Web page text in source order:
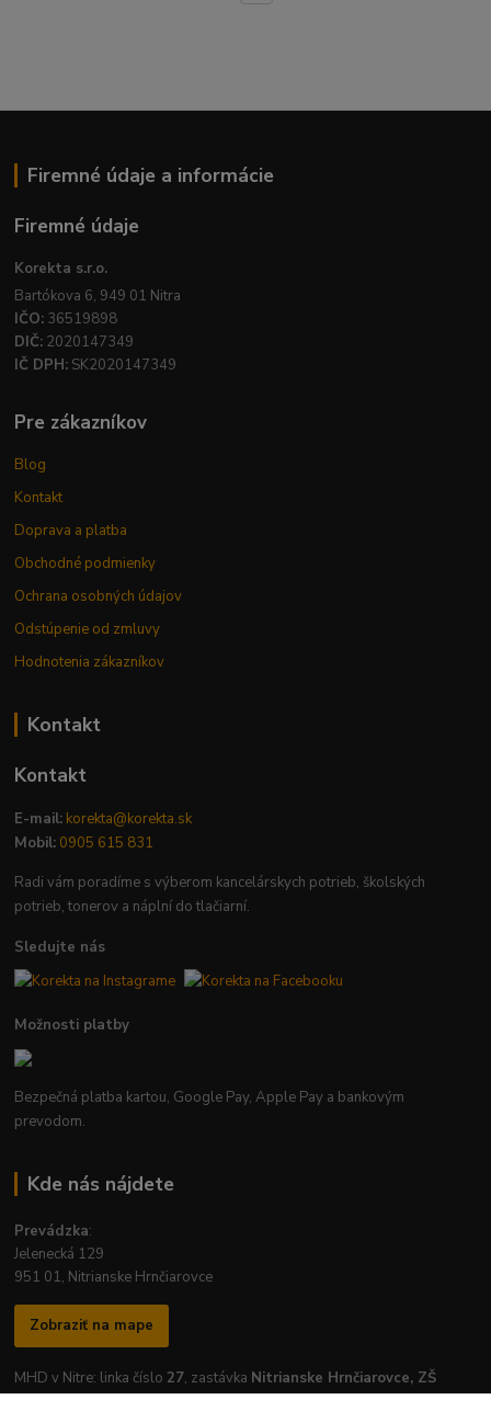
Firemné údaje a informácie
Firemné údaje
Korekta s.r.o.
Bartókova 6, 949 01 Nitra
IČO: 36519898
DIČ: 2020147349
IČ DPH: SK2020147349
Pre zákazníkov
Blog
Kontakt
Doprava a platba
Obchodné podmienky
Ochrana osobných údajov
Odstúpenie od zmluvy
Hodnotenia zákazníkov
Kontakt
Kontakt
E-mail: korekta@korekta.sk
Mobil: 0905 615 831
Radi vám poradíme s výberom kancelárskych potrieb, školských
potrieb, tonerov a náplní do tlačiarní.
Sledujte nás
Možnosti platby
Bezpečná platba kartou, Google Pay, Apple Pay a bankovým
prevodom.
Kde nás nájdete
Prevádzka:
Jelenecká 129
951 01, Nitrianske Hrnčiarovce
Zobraziť na mape
MHD v Nitre: linka číslo 27, zastávka Nitrianske Hrnčiarovce, ZŠ